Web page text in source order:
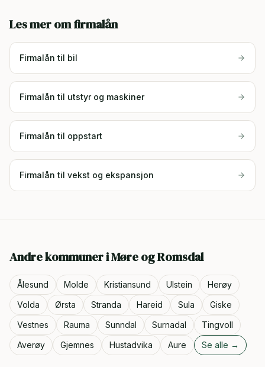
Les mer om firmalån
Firmalån til bil
Firmalån til utstyr og maskiner
Firmalån til oppstart
Firmalån til vekst og ekspansjon
Andre kommuner iMøre og Romsdal
Ålesund Molde Kristiansund Ulstein
Herøy
Volda
Ørsta Stranda Hareid Sula
Giske
Vestnes
Rauma Sunndal Surnadal
Tingvoll
Averøy
Gjemnes Hustadvika Aure Se alle →